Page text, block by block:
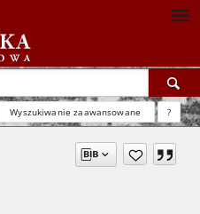
Wyszukiwanie zaawansowane ?